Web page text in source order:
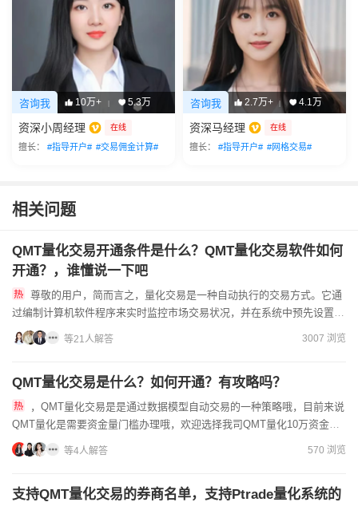
咨询我 10万+ | 5.3万
资深小周经理 在线
擅长： #指导开户# #交易佣金计算#
咨询我 2.7万+ | 4.1万
资深马经理 在线
擅长： #指导开户# #网格交易#
相关问题
QMT量化交易开通条件是什么？QMT量化交易软件如何
开通？，谁懂说一下吧
过编制计算机软件程序来实时监控市场交易状况，并在系统中预先设置特
定的交易条件。当市场的交易环境符合这些预设条件时，系统便会自...
等21人解答 3007 浏览
QMT量化交易是什么？如何开通？有攻略吗？
QMT量化是需要资金量门槛办理哦，欢迎选择我司QMT量化10万资金量
就可以办理哦，量化交易是一种高度机械化的交易策略，它通...
等4人解答 570 浏览
支持QMT量化交易的券商名单，支持Ptrade量化系统的